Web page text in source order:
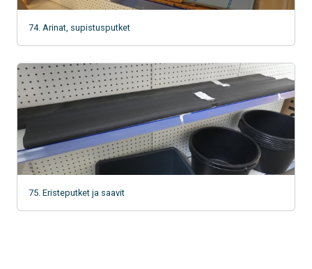
74. Arinat, supistusputket
75. Eristeputket ja saavit